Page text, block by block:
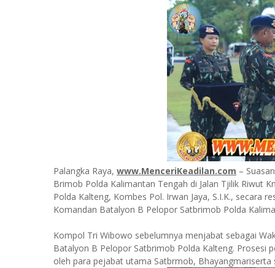
Palangka Raya, www.MenceriKeadilan.com –
Brimob Polda Kalimantan Tengah di Jalan Tjilik Riwut
Polda Kalteng, Kombes Pol. Irwan Jaya, S.I.K., secara
Komandan Batalyon B Pelopor Satbrimob Polda
Kompol Tri Wibowo sebelumnya menjabat sebagai
Batalyon B Pelopor Satbrimob Polda Kalteng. Prosesi
oleh para pejabat utama Satbrmob,